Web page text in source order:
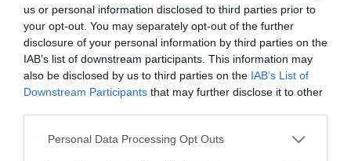
us or personal information disclosed to third parties prior to
your opt-out. You may separately opt-out of the further
disclosure of your personal information by third parties on the
IAB’s list of downstream participants. This information may
also be disclosed by us to third parties on the IAB’s List of
Downstream Participants that may further disclose it to other
Personal Data Processing Opt Outs
Dopo le dimissioni, l’ex Milan resterà all’interno della società con un
ruolo chiave per lo sviluppo del progetto dello Zeta Milano.